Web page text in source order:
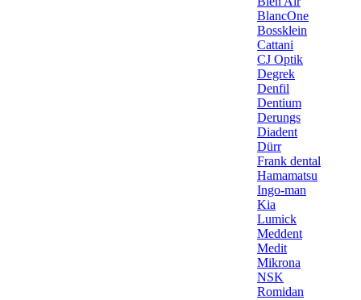
BlancOne
Bossklein
Cattani
CJ Optik
Degrek
Denfil
Dentium
Derungs
Diadent
Dürr
Frank dental
Hamamatsu
Ingo-man
Kia
Lumick
Meddent
Medit
Mikrona
NSK
Romidan